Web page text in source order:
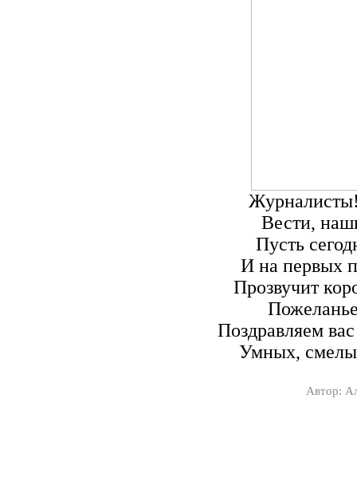
Вести,
Пусть
И на первых
Прозвучит
Поздравляем
Умных,
Автор: